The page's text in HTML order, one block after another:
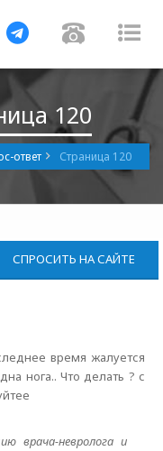
Навигация
120
ответ Страница 120
СПРОСИТЬ НА САЙТЕ
время жалуется
нога.. Что делать ? с
врача-невролога и